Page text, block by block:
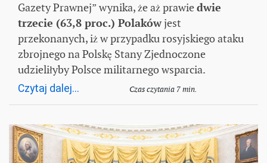
Gazety Prawnej” wynika, że aż prawiedwie
trzecie (63,8 proc.) Polakówjest
przekonanych, iż w przypadku rosyjskiego ataku
zbrojnego na Polskę Stany Zjednoczone
udzieliłyby Polsce militarnego wsparcia.
Czytaj dalej... Czas czytania 7 min.